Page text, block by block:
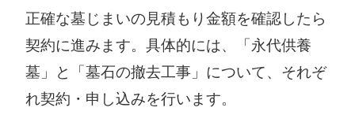
正確な墓じまいの見積もり金額を確認したら
契約に進みます。具体的には、「永代供養
墓」と「墓石の撤去工事」について、それぞ
れ契約・申し込みを行います。